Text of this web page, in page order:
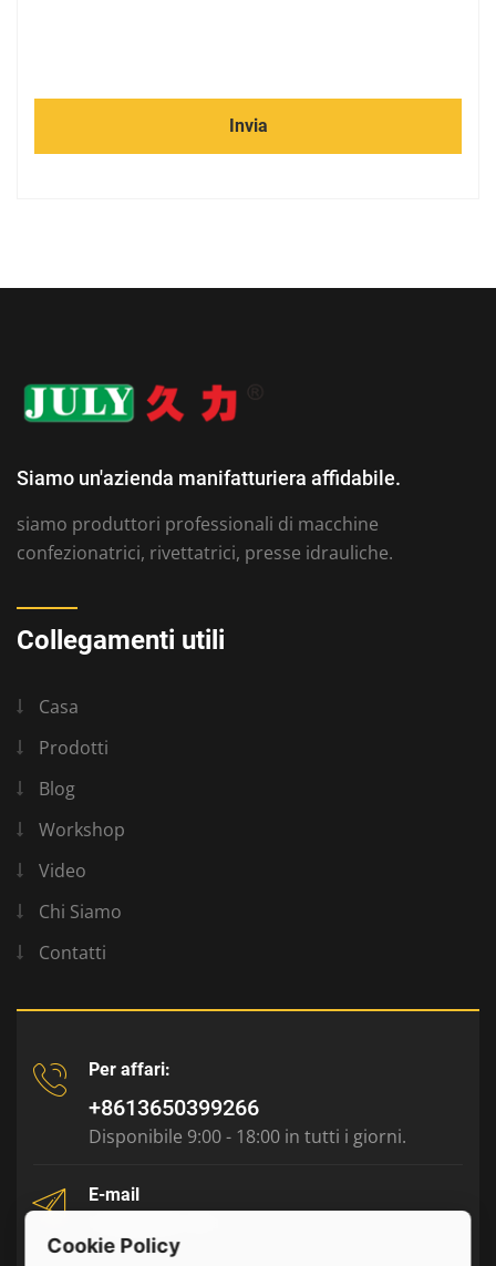
Invia
Siamo un'azienda manifatturiera affidabile.
siamo produttori professionali di macchine
confezionatrici, rivettatrici, presse idrauliche.
Collegamenti utili
Casa
Prodotti
Blog
Workshop
Video
Chi Siamo
Contatti
Per affari:
+8613650399266
Disponibile 9:00 - 18:00 in tutti i giorni.
E-mail
Cookie Policy